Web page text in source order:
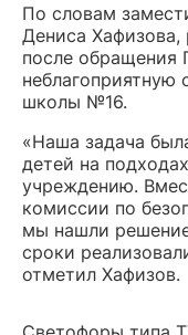
По словам
Дениса Хафизова,
после обращения
неблагоприятную
школы №16.
«Наша задача
детей на
учреждению.
комиссии по
мы нашли
сроки
отметил Хафизов.